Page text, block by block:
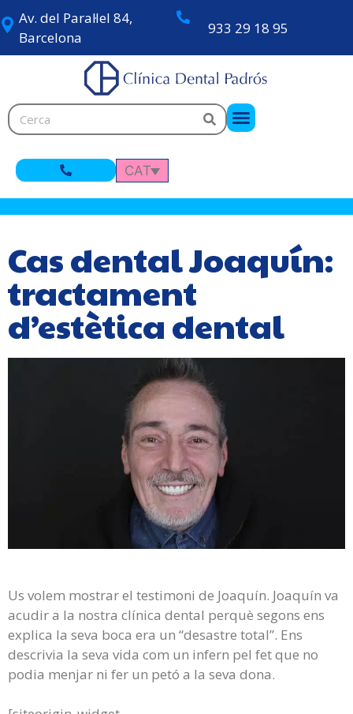
Av. del Paral·lel 84,
Barcelona
933 29 18 95
CAT
Cas dental Joaquín:
tractament
d’estètica dental
Us volem mostrar el testimoni de Joaquín. Joaquín va
acudir a la nostra clínica dental perquè segons ens
explica la seva boca era un “desastre total”. Ens
descrivia la seva vida com un infern pel fet que no
podia menjar ni fer un petó a la seva dona.